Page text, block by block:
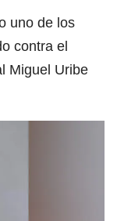
uno de los
contra el
Miguel Uribe